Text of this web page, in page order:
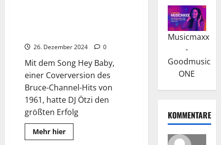
26. Dezember 2024 0
Mit dem Song Hey Baby,
einer Coverversion des
Bruce-Channel-Hits von
1961, hatte DJ Ötzi den
größten Erfolg
Mehr hierRead
more
Musicmaxx
-
Goodmusic
ONE
KOMMENTARE